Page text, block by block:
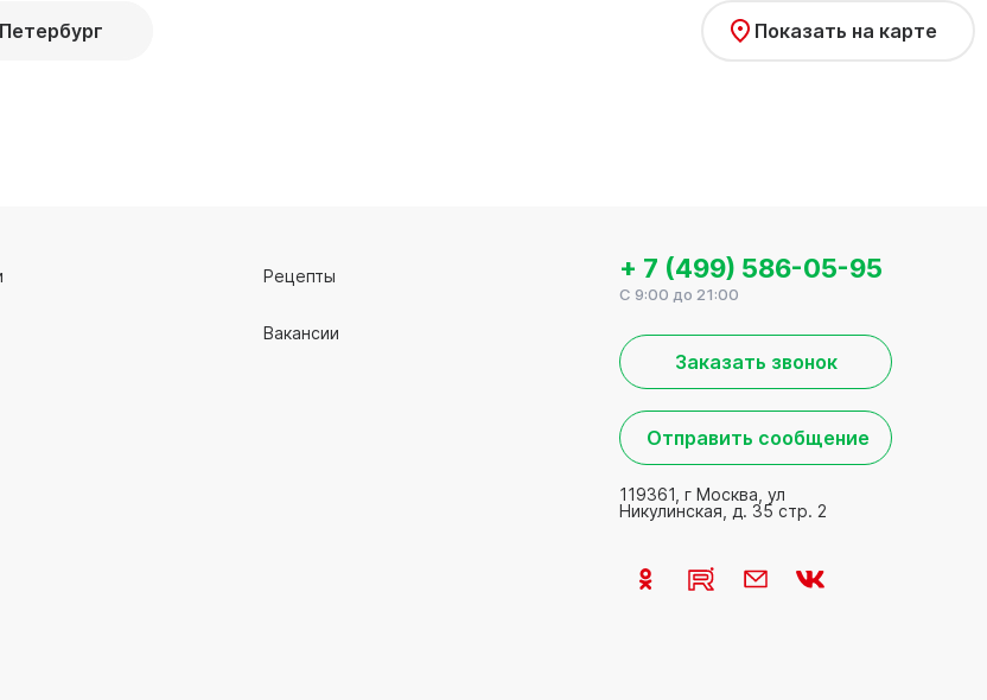
Показать на карте
Рецепты
Вакансии
+ 7 (499) 586-05-95
C 9:00 до 21:00
Заказать звонок
Отправить сообщение
119361, г Москва, ул
Никулинская, д. 35 стр. 2